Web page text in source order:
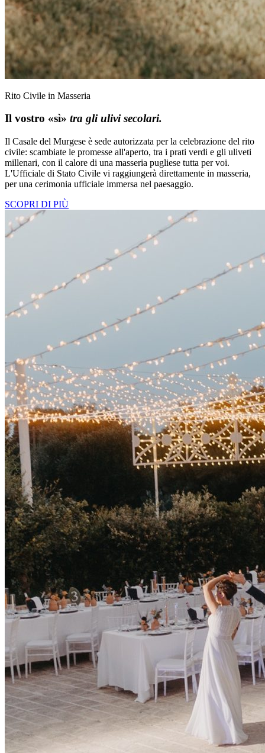
Rito Civile in Masseria
Il vostro «sì» tra gli ulivi secolari.
Il Casale del Murgese è sede autorizzata per la celebrazione del rito
civile: scambiate le promesse all'aperto, tra i prati verdi e gli uliveti
millenari, con il calore di una masseria pugliese tutta per voi.
L'Ufficiale di Stato Civile vi raggiungerà direttamente in masseria,
per una cerimonia ufficiale immersa nel paesaggio.
SCOPRI DI PIÙ